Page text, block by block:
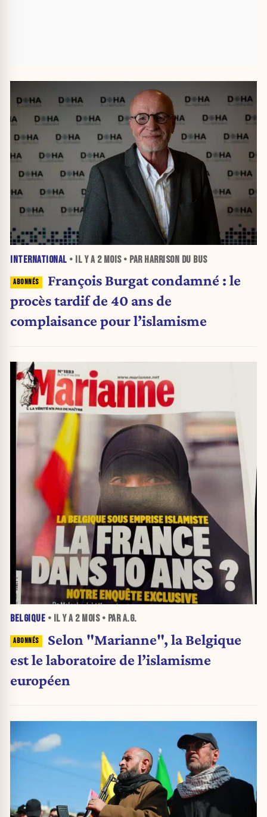
INTERNATIONAL • IL Y A 2 MOIS• PAR HARRISON DU BUS
François Burgat condamné : le
procès tardif de 40 ans de
complaisance pour l’islamisme
BELGIQUE • IL Y A 2 MOIS• PAR A.G.
Selon "Marianne", la Belgique
est le laboratoire de l’islamisme
européen